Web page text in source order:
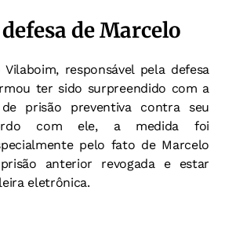
de Marcelo
Vilaboim, responsável pela defesa
ter sido surpreendido com a
prisão preventiva contra seu
com ele, a medida foi
pelo fato de Marcelo
anterior revogada e estar
eletrônica.